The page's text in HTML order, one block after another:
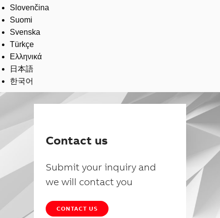
Slovenčina
Suomi
Svenska
Türkçe
Ελληνικά
日本語
한국어
Contact us
Submit your inquiry and
we will contact you
CONTACT US